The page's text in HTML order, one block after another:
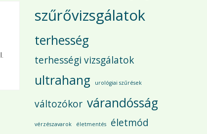
szűrővizsgálatok
terhesség
terhességi vizsgálatok
ultrahang urológiai szűrések
változókor várandósság
vérzészavarok életmentés életmód